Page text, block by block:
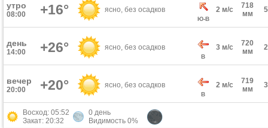
утро
08:00 +16° ясно, без осадков
Ю-В
2 м/с
718
мм
день
14:00 +26° ясно, без осадков
В
3 м/с
720
мм
вечер
20:00 +20° ясно, без осадков
В
2 м/с
719
мм
Восход: 05:52
Закат: 20:32
0 день
Видимость 0%